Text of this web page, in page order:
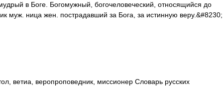
в Боге. Богомужный, богочеловеческий, относящийся до
муж. ница жен. пострадавший за Бога, за истинную веру.&#8230;
ветиа, веропроповедник, миссионер Словарь русских